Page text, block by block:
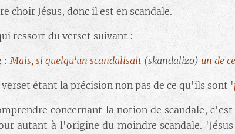
choir Jésus, donc il est en scandale.
ressort du verset suivant :
: Mais, si quelqu'un scandalisait (skandalizo) un de
étant la précision non pas de ce qu'ils sont '
concernant la notion de scandale,
autant à l'origine du moindre scandale.